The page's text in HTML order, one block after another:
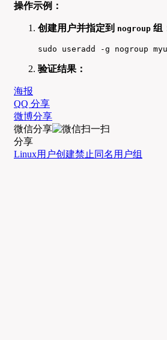
操作示例：
创建用户并指定到 nogroup 组
sudo useradd -g nogroup
验证结果：
海报
QQ 分享
微博分享
微信分享
分享
Linux用户创建禁止同名用户组